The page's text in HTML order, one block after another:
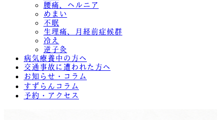
腰痛、ヘルニア
めまい
不眠
生理痛、月経前症候群
冷え
逆子灸
病気療養中の方へ
交通事故に遭われた方へ
お知らせ・コラム
すずらんコラム
予約・アクセス